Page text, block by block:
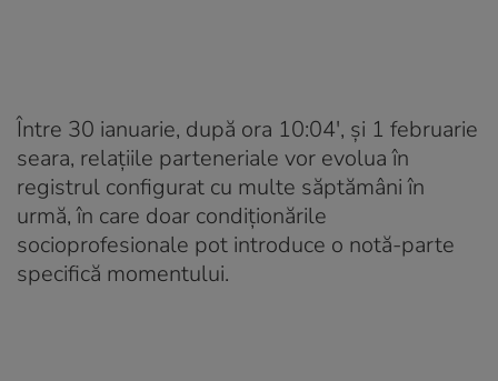
Între 30 ianuarie, după ora 10:04′, și 1 februarie
seara, relațiile parteneriale vor evolua în
registrul configurat cu multe săptămâni în
urmă, în care doar condiționările
socioprofesionale pot introduce o notă-parte
specifică momentului.